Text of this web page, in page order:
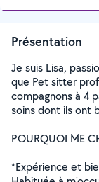
Présentation
Je suis Lisa,
que Pet sitter
compagnons à 4
soins dont ils ont
POURQUOI ME
*Expérience et